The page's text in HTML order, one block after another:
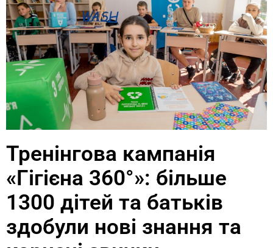
Тренінгова кампанія
«Гігієна 360°»: більше
1300 дітей та батьків
здобули нові знання та